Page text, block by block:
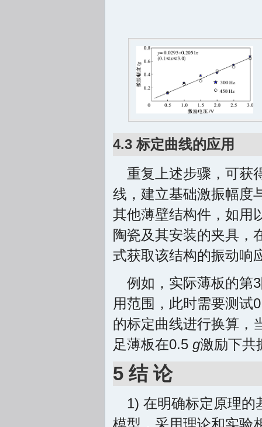
4.3 标定曲线的应用
重复上述步骤，可获
线，建立基础激振幅度
其他薄壁结构件，如用
陶瓷及其安装的夹具，
式获取该结构的振动响
例如，实际薄板的第
用范围，此时需要测试
的标定曲线进行换算，
足薄板在0.5 g激励下共
5 结 论
1) 在明确标定原理的
模型，采用理论和实验